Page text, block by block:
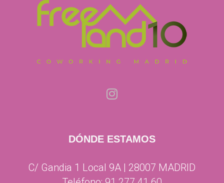
DÓNDE ESTAMOS
C/ Gandia 1 Local 9A | 28007 MADRID